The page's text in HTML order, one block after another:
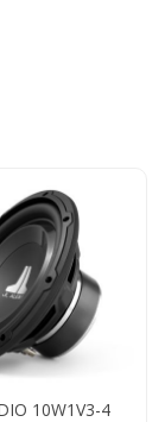
10W1V3-4